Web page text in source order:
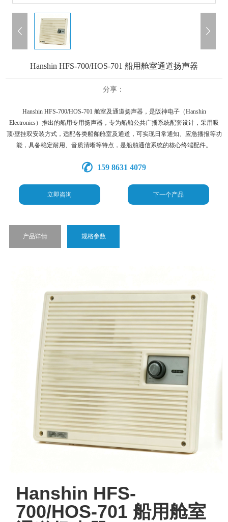
Hanshin HFS-700/HOS-701 船用舱室通道扬声器
分享：
Hanshin HFS-700/HOS-701 舱室及通道扬声器，是阪神电子（Hanshin
Electronics）推出的船用专用扬声器，专为船舶公共广播系统配套设计，采用吸
顶/壁挂双安装方式，适配各类船舶舱室及通道，可实现日常通知、应急播报等功
能，具备稳定耐用、音质清晰等特点，是船舶通信系统的核心终端配件。
159 8631 4079
立即咨询 下一个产品
产品详情 规格参数
Hanshin HFS-
700/HOS-701 船用舱室